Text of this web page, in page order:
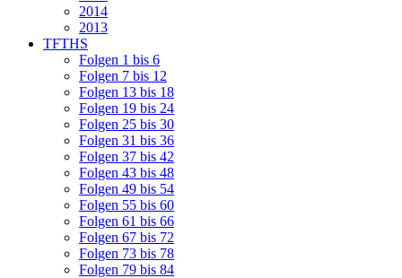
2014
2013
TFTHS
Folgen 1 bis 6
Folgen 7 bis 12
Folgen 13 bis 18
Folgen 19 bis 24
Folgen 25 bis 30
Folgen 31 bis 36
Folgen 37 bis 42
Folgen 43 bis 48
Folgen 49 bis 54
Folgen 55 bis 60
Folgen 61 bis 66
Folgen 67 bis 72
Folgen 73 bis 78
Folgen 79 bis 84